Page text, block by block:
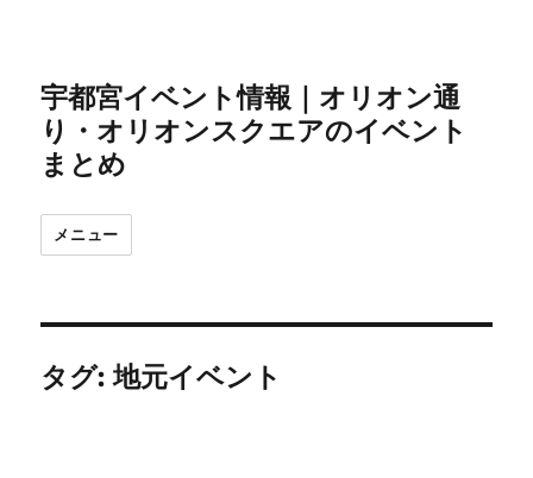
宇都宮イベント情報｜オリオン通
り・オリオンスクエアのイベント
まとめ
メニュー
タグ:地元イベント